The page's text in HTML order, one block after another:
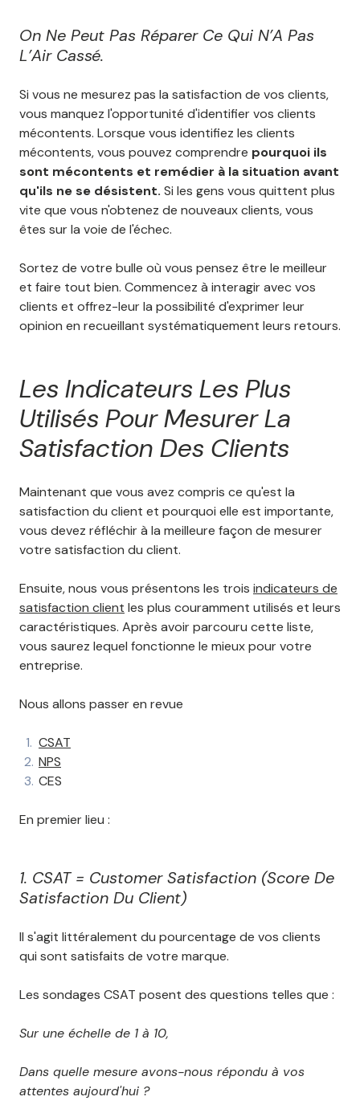
On Ne Peut Pas Réparer Ce Qui N’A Pas
L’Air Cassé.
Si vous ne mesurez pas la satisfaction de vos clients,
vous manquez l'opportunité d'identifier vos clients
mécontents. Lorsque vous identifiez les clients
mécontents, vous pouvez comprendre pourquoi ils
sont mécontents et remédier à la situation avant
qu'ils ne se désistent. Si les gens vous quittent plus
vite que vous n'obtenez de nouveaux clients, vous
êtes sur la voie de l'échec.
Sortez de votre bulle où vous pensez être le meilleur
et faire tout bien. Commencez à interagir avec vos
clients et offrez-leur la possibilité d'exprimer leur
opinion en recueillant systématiquement leurs retours.
Les Indicateurs Les Plus
Utilisés Pour Mesurer La
Satisfaction Des Clients
Maintenant que vous avez compris ce qu'est la
satisfaction du client et pourquoi elle est importante,
vous devez réfléchir à la meilleure façon de mesurer
votre satisfaction du client.
Ensuite, nous vous présentons les trois indicateurs de
satisfaction client les plus couramment utilisés et leurs
caractéristiques. Après avoir parcouru cette liste,
vous saurez lequel fonctionne le mieux pour votre
entreprise.
Nous allons passer en revue
CSAT
NPS
CES
En premier lieu :
1. CSAT = Customer Satisfaction (Score De
Satisfaction Du Client)
Il s'agit littéralement du pourcentage de vos clients
qui sont satisfaits de votre marque.
Les sondages CSAT posent des questions telles que :
Sur une échelle de 1 à 10,
Dans quelle mesure avons-nous répondu à vos
attentes aujourd'hui ?